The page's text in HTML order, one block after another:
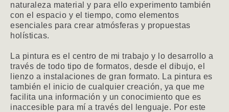
naturaleza material y para ello experimento también
con el espacio y el tiempo, como elementos
esenciales para crear atmósferas y propuestas
holísticas.
La pintura es el centro de mi trabajo y lo desarrollo a
través de todo tipo de formatos, desde el dibujo, el
lienzo a instalaciones de gran formato. La pintura es
también el inicio de cualquier creación, ya que me
facilita una información y un conocimiento que es
inaccesible para mí a través del lenguaje. Por este